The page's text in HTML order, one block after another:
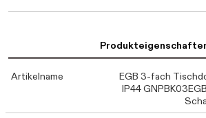
Artikelname
EGB 3-fach
IP44